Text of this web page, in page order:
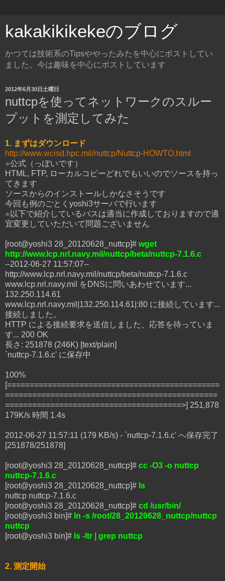
kakakikikekeのブログ
かつては技術系のTipsややったみたを中心にポストしてい
ました。今は趣味を中心にポストしています
2012年6月30日土曜日
nuttcpを使ってネットワークのスルー
プットを測定してみた
1. まずはダウンロード
http://www.wcisd.hpc.mil/nuttcp/Nuttcp-HOWTO.html
※公式（っぽいです）
HTML, FTP, ローカルコピーどれでもいいのでソースを持っ
てきます
ソースからのインストールしかなさそうです
今回も例のごとくyoshi3サーバで行います
※以下で紹介しているパスは適当に作成しておりますので適
宜変更していただいて問題ございません
[root@yoshi3 28_20120628_nuttcp]# wget
http://www.lcp.nrl.navy.mil/nuttcp/beta/nuttcp-7.1.6.c
--2012-06-27 11:57:07--
http://www.lcp.nrl.navy.mil/nuttcp/beta/nuttcp-7.1.6.c
www.lcp.nrl.navy.mil をDNSに問いあわせています...
132.250.114.61
www.lcp.nrl.navy.mil|132.250.114.61|:80 に接続しています...
接続しました。
HTTP による接続要求を送信しました、応答を待っていま
す... 200 OK
長さ: 251878 (246K) [text/plain]
`nuttcp-7.1.6.c' に保存中
100%
[===============================================
===============================================
=======================================>] 251,878
179K/s 時間 1.4s
2012-06-27 11:57:11 (179 KB/s) - `nuttcp-7.1.6.c' へ保存完了
[251878/251878]
[root@yoshi3 28_20120628_nuttcp]# cc -O3 -o nuttcp
nuttcp-7.1.6.c
[root@yoshi3 28_20120628_nuttcp]# ls
nuttcp nuttcp-7.1.6.c
[root@yoshi3 28_20120628_nuttcp]# cd /usr/bin/
[root@yoshi3 bin]# ln -s /root/28_20120628_nuttcp/nuttcp
nuttcp
[root@yoshi3 bin]# ls -ltr | grep nuttcp
2. 測定開始